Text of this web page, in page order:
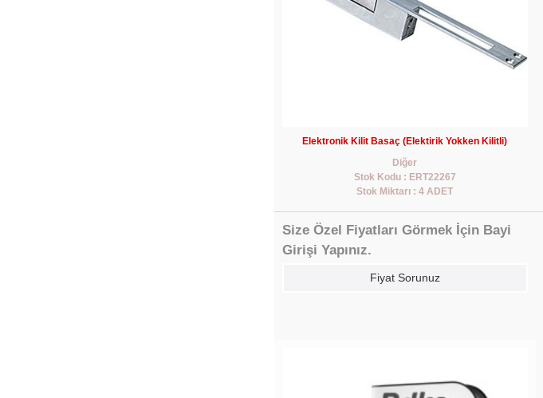
Elektronik Kilit Basaç (Elektirik Yokken Kilitli)
Diğer
Stok Kodu : ERT22267
Stok Miktarı : 4 ADET
Size Özel Fiyatları Görmek İçin Bayi
Girişi Yapınız.
Fiyat Sorunuz